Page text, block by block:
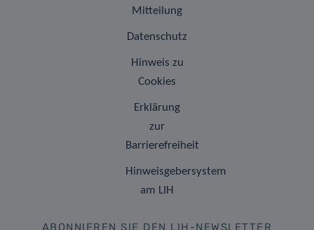
Mitteilung
Datenschutz
Hinweis zu
Cookies
Erklärung
zur
Barrierefreiheit
Hinweisgebersystem
am LIH
ABONNIEREN SIE DEN LIH-NEWSLETTER